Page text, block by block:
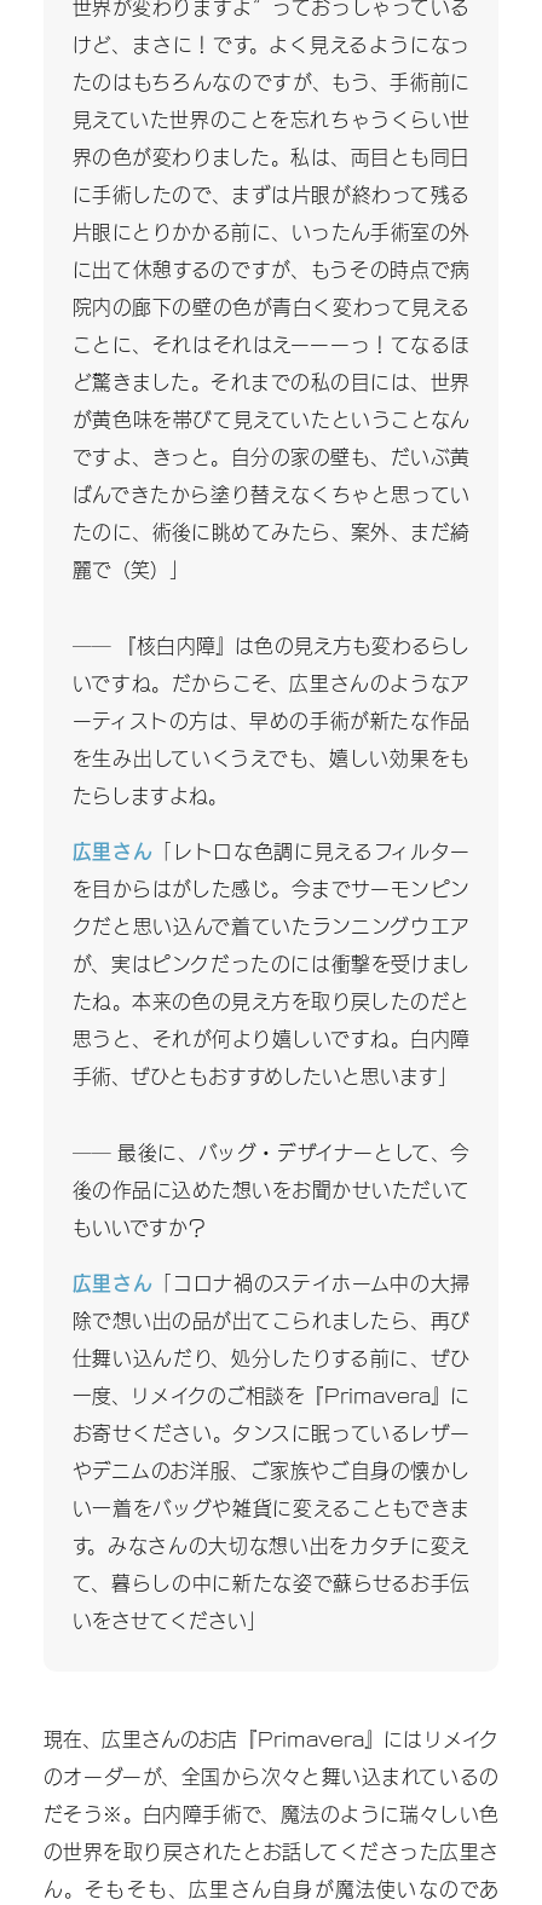
世界が変わりますよ”っておっしゃっている
けど、まさに！です。よく見えるようになっ
たのはもちろんなのですが、もう、手術前に
見えていた世界のことを忘れちゃうくらい世
界の色が変わりました。私は、両目とも同日
に手術したので、まずは片眼が終わって残る
片眼にとりかかる前に、いったん手術室の外
に出て休憩するのですが、もうその時点で病
院内の廊下の壁の色が青白く変わって見える
ことに、それはそれはえーーーっ！てなるほ
ど驚きました。それまでの私の目には、世界
が黄色味を帯びて見えていたということなん
ですよ、きっと。自分の家の壁も、だいぶ黄
ばんできたから塗り替えなくちゃと思ってい
たのに、術後に眺めてみたら、案外、まだ綺
麗で（笑）」
―― 『核白内障』は色の見え方も変わるらし
いですね。だからこそ、広里さんのようなア
ーティストの方は、早めの手術が新たな作品
を生み出していくうえでも、嬉しい効果をも
たらしますよね。
広里さん 「レトロな色調に見えるフィルター
を目からはがした感じ。今までサーモンピン
クだと思い込んで着ていたランニングウエア
が、実はピンクだったのには衝撃を受けまし
たね。本来の色の見え方を取り戻したのだと
思うと、それが何より嬉しいですね。白内障
手術、ぜひともおすすめしたいと思います」
―― 最後に、バッグ・デザイナーとして、今
後の作品に込めた想いをお聞かせいただいて
もいいですか？
広里さん 「コロナ禍のステイホーム中の大掃
除で想い出の品が出てこられましたら、再び
仕舞い込んだり、処分したりする前に、ぜひ
一度、リメイクのご相談を『Primavera』に
お寄せください。タンスに眠っているレザー
やデニムのお洋服、ご家族やご自身の懐かし
い一着をバッグや雑貨に変えることもできま
す。みなさんの大切な想い出をカタチに変え
て、暮らしの中に新たな姿で蘇らせるお手伝
いをさせてください」
現在、広里さんのお店『Primavera』にはリメイク
のオーダーが、全国から次々と舞い込まれているの
だそう※。白内障手術で、魔法のように瑞々しい色
の世界を取り戻されたとお話してくださった広里さ
ん。そもそも、広里さん自身が魔法使いなのであ